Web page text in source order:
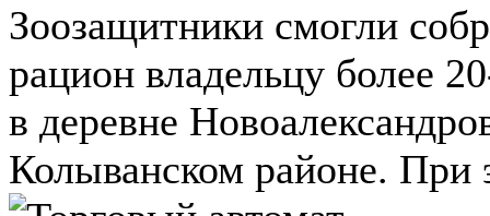
Зоозащитники смогли
рацион владельцу более
в деревне
Колыванском районе. При